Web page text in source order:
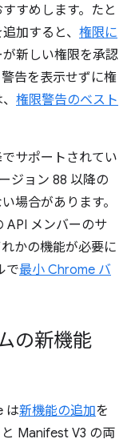
すめします。たと
加すると、 権限に
新しい権限を承認
告を表示せずに権
権限警告のベスト
サポートされてい
ジョン 88 以降の
場合があります。
API メンバーのサ
かの機能が必要に
で最小 Chrome バ
の新機能
は新機能の追加を
Manifest V3 の両